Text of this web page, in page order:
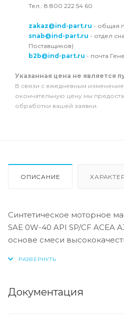
Тел.: 8 800 222 54 60
zakaz@ind-part.ru - общая
snab@ind-part.ru - отдел
Поставщиков)
b2b@ind-part.ru - почта
Указанная цена не является
В связи с ежедневным
окончательную цену мы
обработки вашей заявки.
ОПИСАНИЕ
Синтетическое моторное
SAE 0W-40 API SP/CF ACEA
основе смеси
гидрокрекинга, имеющих
Документация